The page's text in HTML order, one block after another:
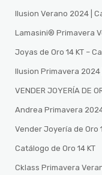
Ilusion Verano 2024 |
Lamasini®️ Primavera
Joyas de Oro 14 KT –
Ilusion Primavera 2024
VENDER JOYERÍA DE
Andrea Primavera
Vender Joyería de Oro
Catálogo de Oro 14 KT
Cklass Primavera